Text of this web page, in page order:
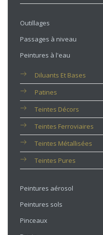
Outillages
Passages à niveau
Peintures à l'eau
Diluants Et Bases
Patines
Teintes Décors
Teintes Ferroviaires
Teintes Métallisées
Teintes Pures
Peintures aérosol
Peintures sols
Pinceaux